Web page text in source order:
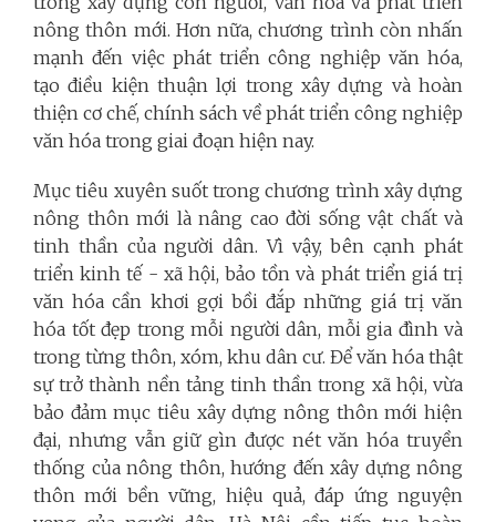
nông thôn mới. Hơn nữa, chương trình còn nhấn
mạnh đến việc phát triển công nghiệp văn hóa,
tạo điều kiện thuận lợi trong xây dựng và hoàn
thiện cơ chế, chính sách về phát triển công nghiệp
văn hóa trong giai đoạn hiện nay.
Mục tiêu xuyên suốt trong chương trình xây dựng
nông thôn mới là nâng cao đời sống vật chất và
tinh thần của người dân. Vì vậy, bên cạnh phát
triển kinh tế - xã hội, bảo tồn và phát triển giá trị
văn hóa cần khơi gợi bồi đắp những giá trị văn
hóa tốt đẹp trong mỗi người dân, mỗi gia đình và
trong từng thôn, xóm, khu dân cư. Để văn hóa thật
sự trở thành nền tảng tinh thần trong xã hội, vừa
bảo đảm mục tiêu xây dựng nông thôn mới hiện
đại, nhưng vẫn giữ gìn được nét văn hóa truyền
thống của nông thôn, hướng đến xây dựng nông
thôn mới bền vững, hiệu quả, đáp ứng nguyện